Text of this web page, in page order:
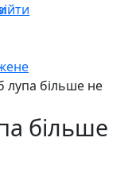
більше не
більше